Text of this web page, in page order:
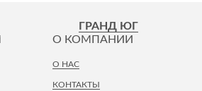
ГРАНД ЮГ
О КОМПАНИИ
О НАС
КОНТАКТЫ